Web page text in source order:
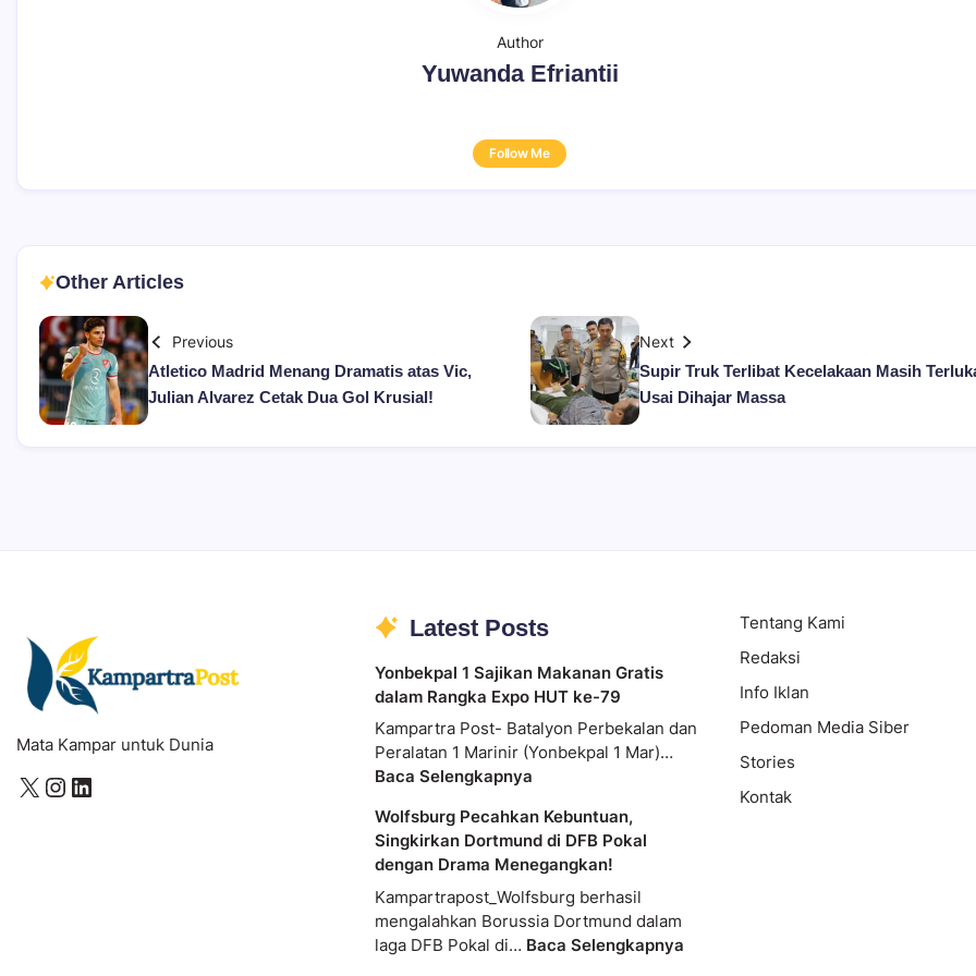
Author
Yuwanda Efriantii
Follow Me
Other Articles
Previous
Atletico Madrid Menang Dramatis atas Vic,
Julian Alvarez Cetak Dua Gol Krusial!
Next
Supir Truk Terlibat Kecelakaan Masih
Usai Dihajar Massa
Mata Kampar untuk Dunia
Latest Posts
Yonbekpal 1 Sajikan Makanan Gratis
dalam Rangka Expo HUT ke-79
Kampartra Post- Batalyon Perbekalan dan
Peralatan 1 Marinir (Yonbekpal 1 Mar)…
Baca Selengkapnya
Wolfsburg Pecahkan Kebuntuan,
Singkirkan Dortmund di DFB Pokal
dengan Drama Menegangkan!
Kampartrapost_Wolfsburg berhasil
mengalahkan Borussia Dortmund dalam
laga DFB Pokal di… Baca Selengkapnya
Tentang Kami
Redaksi
Info Iklan
Pedoman Media Siber
Stories
Kontak